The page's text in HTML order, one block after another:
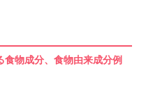
食物成分、食物由来成分例